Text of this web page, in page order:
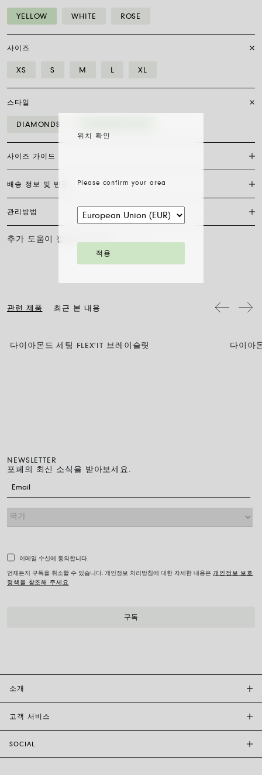
위치 확인
Please confirm your area
적용
YELLOW WHITE ROSE
사이즈
XS S M L XL
스타일
DIAMONDS
사이즈 가이드
플렉시트 브레이슬릿은 특허받은 포페의 독점 제품으로, 18캐럿 금으로
완전히 제작되어 신축성이 있어 걸쇠가 필요하지 않습니다. 적합한 사이
즈를 찾으려면 손목 둘레를 측정하기만 하면 됩니다. 줄자나 실, 종이 조
각을 사용해 측정한 후 자로 길이를 재고 아래 표와 비교하세요.
사이즈
팔찌 직경은 최대 30%까지 확장 가능하며 유연성 덕분에 착용이 간편합
배송 정보 및 반품
FedEx를 통한 배송은 무료이며, 결제 완료일로부터 7~20일 이내에 배송
됩니다. 모든 주얼리는 FOPE 오리지널 패키지에 포장되어 발송됩니다.
주문 준비 소요 일수를 확인하려면 소재와 사이즈를 선택해 주세요.
주문 상품 수령 후 14영업일 이내에 구매한 주얼리의 반품을 요청하실
수 있습니다. 해당 링크의 절차를 따라 주십시오.
관리방법
FOPE 주얼리의 광택과 아름다움을 오래도록 유지하기 위해 화학 제품이
나 화장품과의 접촉을 피하시고, 취침 전이나 운동 전에는 귀걸이, 목걸
이, 팔찌, 반지를 반드시 벗어주시기 바랍니다. FOPE 주얼리는 특별한
추가 도움이 필요하신가요?
관련 제품 최근 본 내용
다이아몬드 세팅 FLEX'IT 브레이슬릿 다이아
NEWSLETTER
포페의 최신 소식을 받아보세요.
이메일 수신에 동의합니다.
언제든지 구독을 취소할 수 있습니다. 개인정보 처리방침에 대한 자세한 내용은 개인정보 보호
정책을 참조해 주세요
소개
고객 서비스
SOCIAL